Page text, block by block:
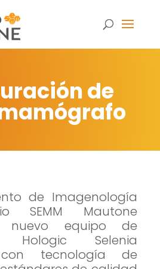
de
de Imagenología
SEMM Mautone
nuevo equipo de
Hologic Selenia
con tecnología de
Necesarias
Estas